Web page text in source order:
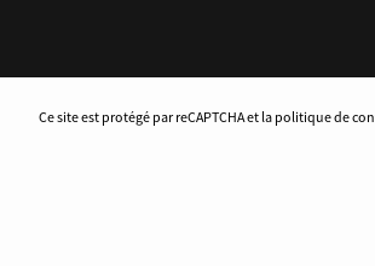
Ce site est protégé par reCAPTCHA et la politique de